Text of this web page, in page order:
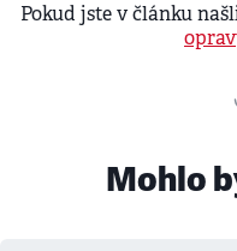
Pokud jste v článku
Mohlo